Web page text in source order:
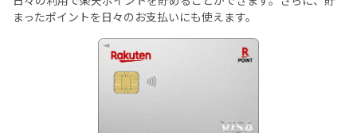
まったポイントを日々のお支払いにも使えます。